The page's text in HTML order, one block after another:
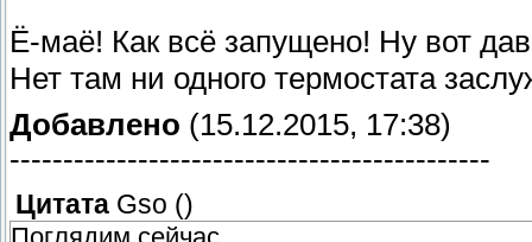
Ё-маё! Как всё запущено! Ну вот
Нет там ни одного термостата
Добавлено (15.12.2015, 17:38)
---------------------------------------------
Цитата Gso ()